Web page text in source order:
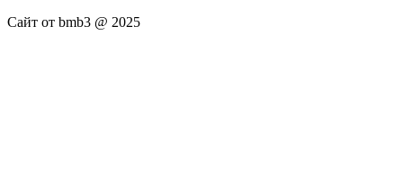
Сайт от bmb3 @ 2025